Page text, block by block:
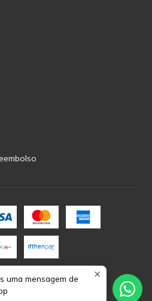
by Jumpseller
uma mensagem de